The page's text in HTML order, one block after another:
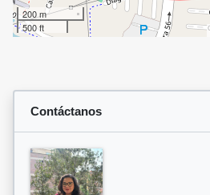
200 m
500 ft
Contáctanos